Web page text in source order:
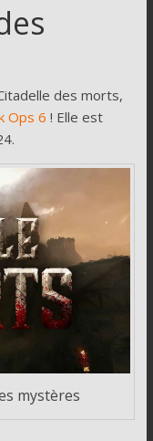
des morts,
Ops 6 ! Elle est
mystères